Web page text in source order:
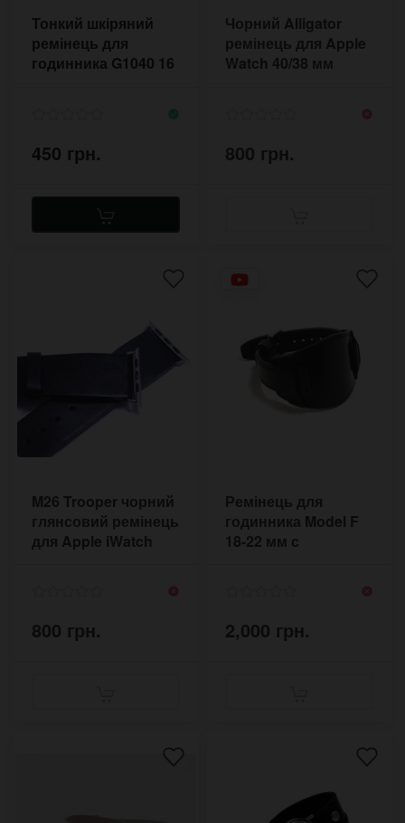
Тонкий шкіряний
ремінець для
годинника G1040 16
450 грн.
Чорний Alligator
ремінець для Apple
Watch 40/38 мм
800 грн.
M26 Trooper чорний
глянсовий ремінець
для Apple iWatch
800 грн.
Ремінець для
годинника Model F
18-22 мм с
2,000 грн.